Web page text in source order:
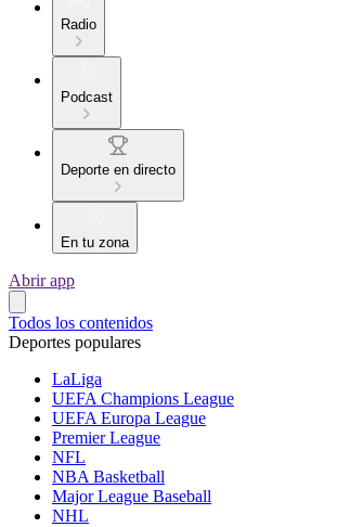
Radio
Podcast
Deporte en directo
En tu zona
Abrir app
Todos los contenidos
Deportes populares
LaLiga
UEFA Champions League
UEFA Europa League
Premier League
NFL
NBA Basketball
Major League Baseball
NHL